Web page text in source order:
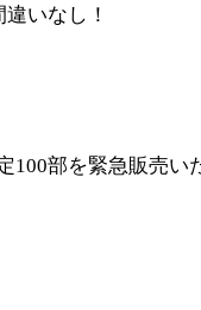
いなし！
100部を緊急販売い